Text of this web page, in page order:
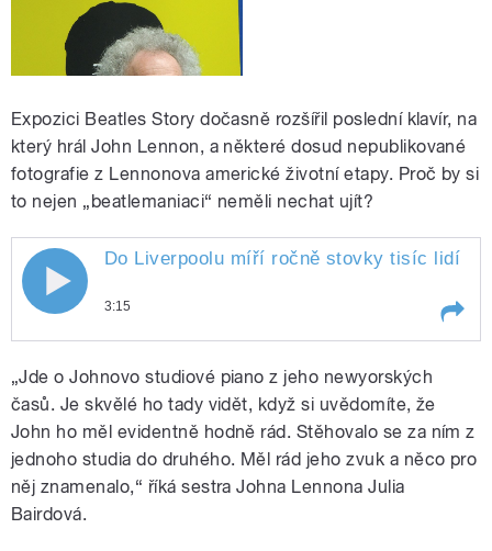
Expozici Beatles Story dočasně rozšířil poslední klavír, na
který hrál John Lennon, a některé dosud nepublikované
fotografie z Lennonova americké životní etapy. Proč by si
to nejen „beatlemaniaci“ neměli nechat ujít?
Do Liverpoolu míří ročně stovky tisíc lidí
3:15
a jen kvůli Beatles. Teď mají o důvod víc.
Vůbec poprvé je totiž v Británii k vidění
poslední piano, na které Lennon hrával a
komponoval v New Yorku.
„Jde o Johnovo studiové piano z jeho newyorských
časů. Je skvělé ho tady vidět, když si uvědomíte, že
John ho měl evidentně hodně rád. Stěhovalo se za ním z
jednoho studia do druhého. Měl rád jeho zvuk a něco pro
něj znamenalo,“ říká sestra Johna Lennona Julia
Bairdová.